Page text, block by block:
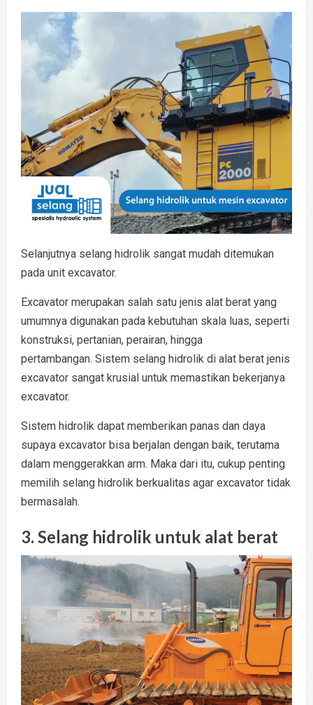
Selanjutnya selang hidrolik sangat mudah ditemukan
pada unit excavator.
Excavator merupakan salah satu jenis alat berat yang
umumnya digunakan pada kebutuhan skala luas, seperti
konstruksi, pertanian, perairan, hingga
pertambangan. Sistem selang hidrolik di alat berat jenis
excavator sangat krusial untuk memastikan bekerjanya
excavator.
Sistem hidrolik dapat memberikan panas dan daya
supaya excavator bisa berjalan dengan baik, terutama
dalam menggerakkan arm. Maka dari itu, cukup penting
memilih selang hidrolik berkualitas agar excavator tidak
bermasalah.
3. Selang hidrolik untuk alat berat